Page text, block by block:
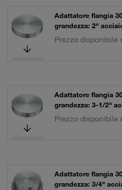
Adattatore flangia
grandezza: 2"
Prezzo disponibile
Adattatore flangia
grandezza: 3-1/2"
Prezzo disponibile
Adattatore flangia
grandezza: 3/4"